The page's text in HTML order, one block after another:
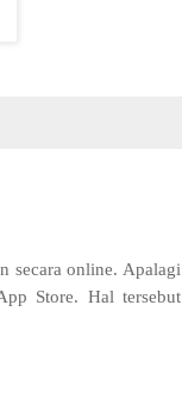
secara online. Apalagi
Store. Hal tersebut